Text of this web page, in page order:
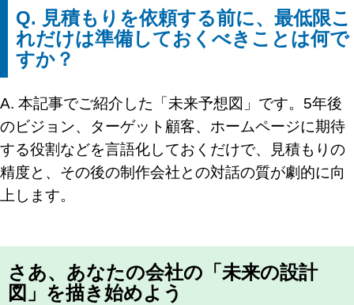
Q. 見積もりを依頼する前に、最低限こ
れだけは準備しておくべきことは何で
すか？
A. 本記事でご紹介した「未来予想図」です。5年後
のビジョン、ターゲット顧客、ホームページに期待
する役割などを言語化しておくだけで、見積もりの
精度と、その後の制作会社との対話の質が劇的に向
上します。
さあ、あなたの会社の「未来の設計
図」を描き始めよう